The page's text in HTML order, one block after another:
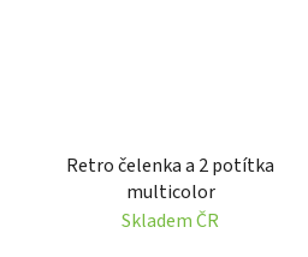
Retro čelenka a 2 potítka
multicolor
Skladem ČR